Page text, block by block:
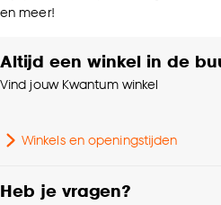
en meer!
Altijd een winkel in de
Vind jouw Kwantum winkel
Winkels en openingstijden
Heb je vragen?